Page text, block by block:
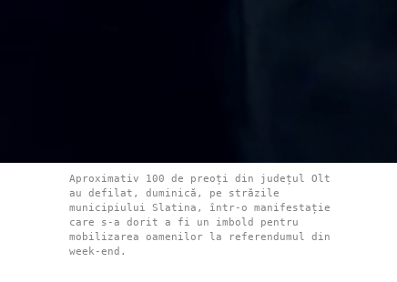
Aproximativ 100 de preoți din județul Olt
au defilat, duminică, pe străzile
municipiului Slatina, într-o manifestație
care s-a dorit a fi un imbold pentru
mobilizarea oamenilor la referendumul din
week-end.